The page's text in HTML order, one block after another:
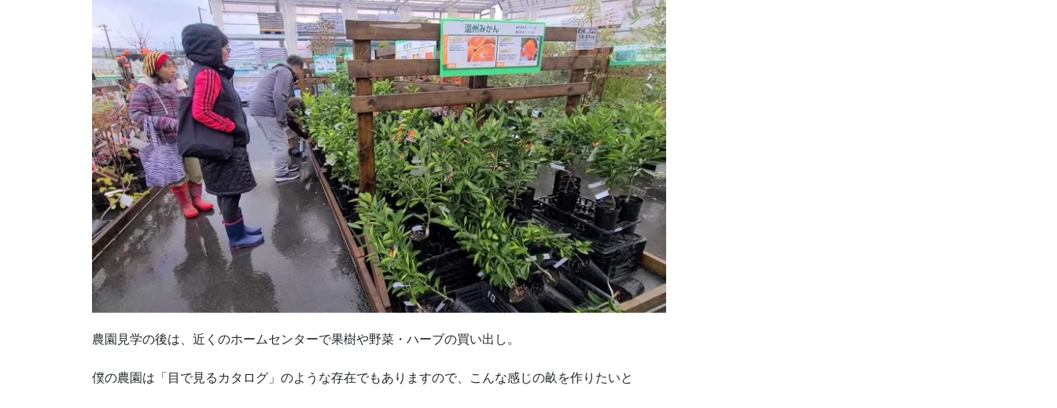
農園見学の後は、近くのホームセンターで果樹や野菜・ハーブの買い出し。
僕の農園は「目で見るカタログ」のような存在でもありますので、こんな感じの畝を作りたいと